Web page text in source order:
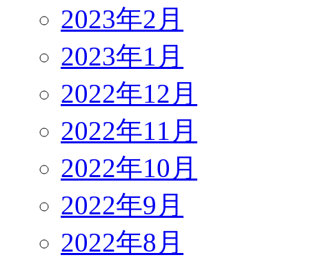
2023年2月
2023年1月
2022年12月
2022年11月
2022年10月
2022年9月
2022年8月